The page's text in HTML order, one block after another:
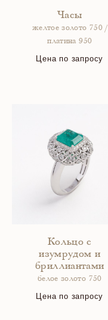
Часы
желтое золото 750 /
платина 950
Цена по запросу
Кольцо с
изумрудом и
бриллиантами
белое золото 750
Цена по запросу